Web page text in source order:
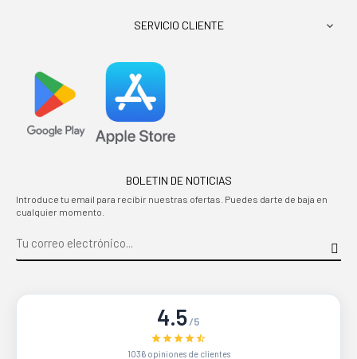
SERVICIO CLIENTE 
BOLETIN DE NOTICIAS
Introduce tu email para recibir nuestras ofertas. Puedes darte de baja en
cualquier momento.
4.5/5
1036 opiniones de clientes